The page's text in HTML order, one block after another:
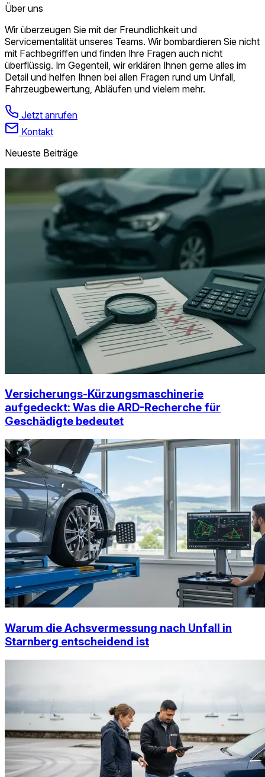
Über uns
Wir überzeugen Sie mit der Freundlichkeit und
Servicementalität unseres Teams. Wir bombardieren Sie nicht
mit Fachbegriffen und finden Ihre Fragen auch nicht
überflüssig. Im Gegenteil, wir erklären Ihnen gerne alles im
Detail und helfen Ihnen bei allen Fragen rund um Unfall,
Fahrzeugbewertung, Abläufen und vielem mehr.
Jetzt anrufen
Kontakt
Neueste Beiträge
Versicherungs-Kürzungsmaschinerie
aufgedeckt: Was die ARD-Recherche für
Geschädigte bedeutet
Warum die Achsvermessung nach Unfall in
Starnberg entscheidend ist